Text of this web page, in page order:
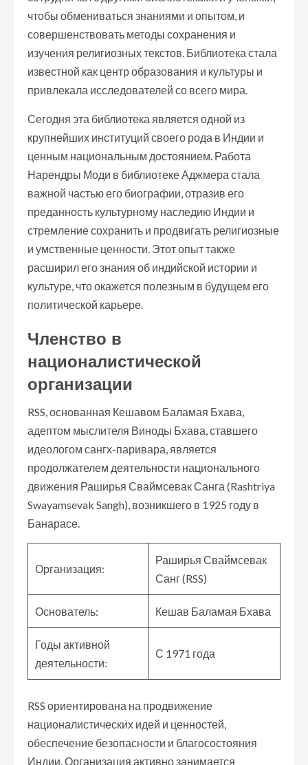
чтобы обмениваться знаниями и опытом, и
совершенствовать методы сохранения и
изучения религиозных текстов. Библиотека стала
известной как центр образования и культуры и
привлекала исследователей со всего мира.
Сегодня эта библиотека является одной из
крупнейших институций своего рода в Индии и
ценным национальным достоянием. Работа
Нарендры Моди в библиотеке Аджмера стала
важной частью его биографии, отразив его
преданность культурному наследию Индии и
стремление сохранить и продвигать религиозные
и умственные ценности. Этот опыт также
расширил его знания об индийской истории и
культуре, что окажется полезным в будущем его
политической карьере.
Членство в
националистической
организации
RSS, основанная Кешавом Баламая Бхава,
адептом мыслителя Виноды Бхава, ставшего
идеологом сангх-паривара, является
продолжателем деятельности национального
движения Раширья Сваймсевак Санга (Rashtriya
Swayamsevak Sangh), возникшего в 1925 году в
Банарасе.
Организация:
Раширья Сваймсевак
Санг (RSS)
Основатель: Кешав Баламая Бхава
Годы активной
деятельности:
С 1971 года
RSS ориентирована на продвижение
националистических идей и ценностей,
обеспечение безопасности и благосостояния
Индии. Организация активно занимается